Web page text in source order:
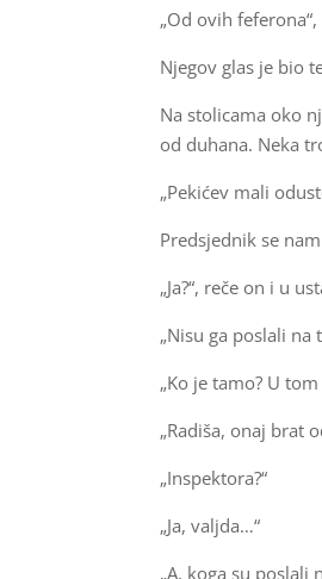
„Od ovih
Njegov glas je bio
Na stolicama oko
od duhana. Neka
„Pekićev mali
Predsjednik se
„Ja?“, reče on i u
„Nisu ga poslali na
„Ko je tamo? U tom
„Radiša, onaj brat
„Inspektora?“
„Ja, valjda…“
„A, koga su poslali